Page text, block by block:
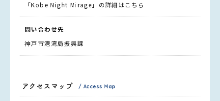
「Kobe Night Mirage」の詳細はこちら
問い合わせ先
神戸市港湾局振興課
アクセスマップ / Access Map